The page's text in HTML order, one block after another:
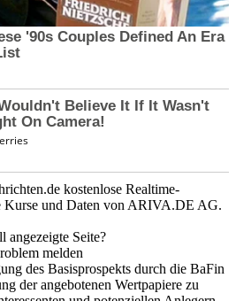
kostenlose Realtime-
Kurse und Daten von ARIVA.DE AG.
angezeigte Seite?
melden
des Basisprospekts durch die BaFin
der angebotenen Wertpapiere zu